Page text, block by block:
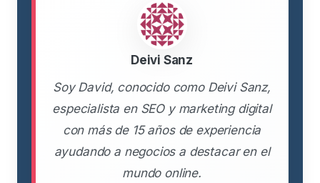
Deivi Sanz
Soy David, conocido como Deivi Sanz,
especialista en SEO y marketing digital
con más de 15 años de experiencia
ayudando a negocios a destacar en el
mundo online.